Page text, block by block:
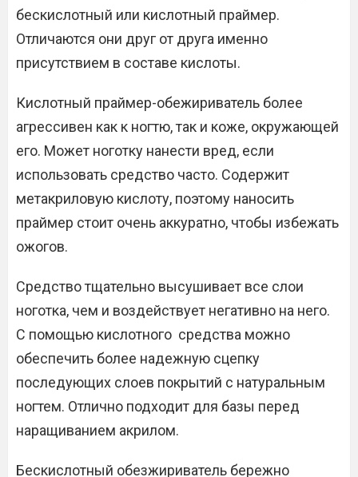
бескислотный или кислотный праймер.
Отличаются они друг от друга именно
присутствием в составе кислоты.
Кислотный праймер-обежириватель более
агрессивен как к ногтю, так и коже, окружающей
его. Может ноготку нанести вред, если
использовать средство часто. Содержит
метакриловую кислоту, поэтому наносить
праймер стоит очень аккуратно, чтобы избежать
ожогов.
Средство тщательно высушивает все слои
ноготка, чем и воздействует негативно на него.
С помощью кислотного средства можно
обеспечить более надежную сцепку
последующих слоев покрытий с натуральным
ногтем. Отлично подходит для базы перед
наращиванием акрилом.
Бескислотный обезжириватель бережно